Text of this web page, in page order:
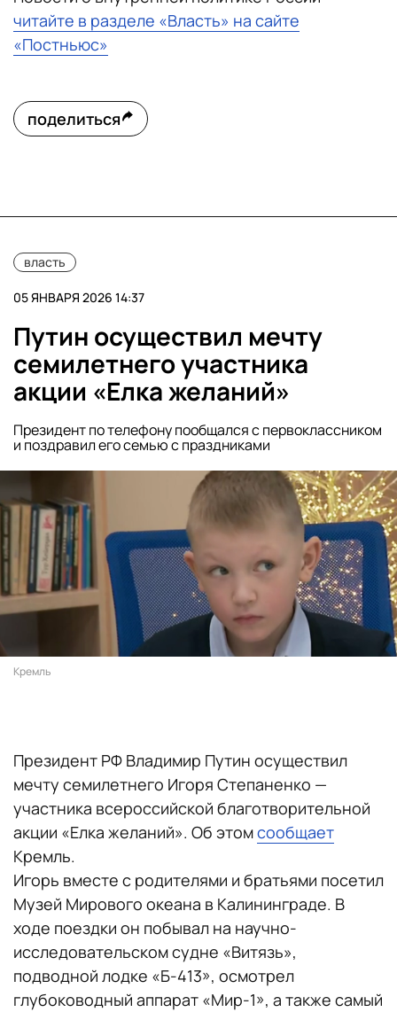
читайте в разделе «Власть» на сайте
«Постньюс»
поделиться
власть
05 ЯНВАРЯ 2026 14:37
Путин осуществил мечту
семилетнего участника
акции «Елка желаний»
Президент по телефону пообщался с первоклассником
и поздравил его семью с праздниками
Кремль
Президент РФ Владимир Путин осуществил
мечту семилетнего Игоря Степаненко —
участника всероссийской благотворительной
акции «Елка желаний». Об этомсообщает
Кремль.
Игорь вместе с родителями и братьями посетил
Музей Мирового океана в Калининграде. В
ходе поездки он побывал на научно-
исследовательском судне «Витязь»,
подводной лодке «Б-413», осмотрел
глубоководный аппарат «Мир-1», а также самый